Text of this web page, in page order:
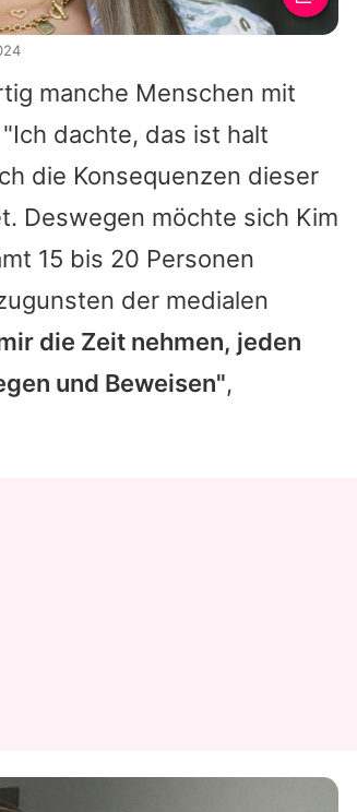
manche Menschen mit
dachte, das ist halt
die Konsequenzen dieser
Deswegen möchte sich Kim
15 bis 20 Personen
der medialen
die Zeit nehmen, jeden
und Beweisen",